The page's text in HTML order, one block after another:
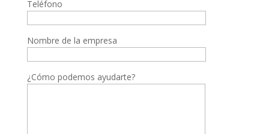
Teléfono
Nombre de la empresa
¿Cómo podemos ayudarte?